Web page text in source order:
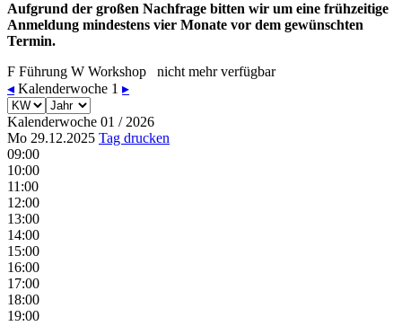
Aufgrund der großen Nachfrage bitten wir um eine frühzeitige
Anmeldung mindestens vier Monate vor dem gewünschten
Termin.
F Führung W Workshop
nicht mehr verfügbar
◂ Kalenderwoche 1 ▸
Kalenderwoche 01 / 2026
Mo 29.12.2025 Tag drucken
09:00
10:00
11:00
12:00
13:00
14:00
15:00
16:00
17:00
18:00
19:00